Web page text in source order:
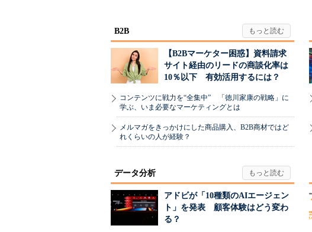
B2B
【B2Bマーケター困惑】資料請求
サイト経由のリードの商談化率は
10％以下 有効活用するには？
コンテンツに戦力を“全集中” 「徳川家康の戦略」に
学ぶ、いま必要なマーケティングとは
メルマガをきっかけにした商品購入、B2B商材ではど
れくらいの人が経験？
データ分析
アドビが「10種類のAIエージェン
ト」を発表 顧客体験はどう変わ
る？